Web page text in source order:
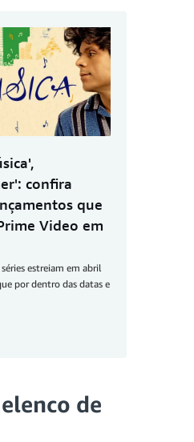
confira
que
Video em
estreiam em abril
por dentro das datas e
de